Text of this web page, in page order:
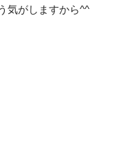
気がしますから^^